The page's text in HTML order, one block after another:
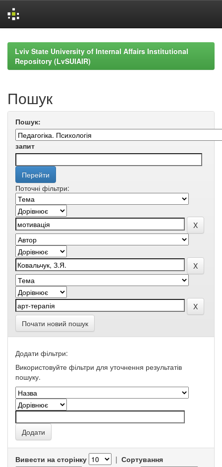
navigationLviv State University of Internal Affairs Institutional
Repository (LvSUIAIR)
Пошук
Пошук:
запит
Поточні фільтри:
Почати новий пошук
Додати фільтри:
Використовуйте фільтри для уточнення результатів
пошуку.
Вивести на сторінку | Сортування